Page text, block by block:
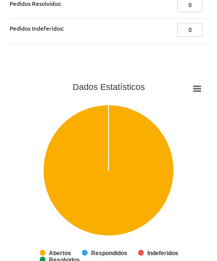
Pedidos Resolvidos: 0
Pedidos Indeferidos: 0
Dados Estatísticos
Abertos Respondidos
Indeferidos